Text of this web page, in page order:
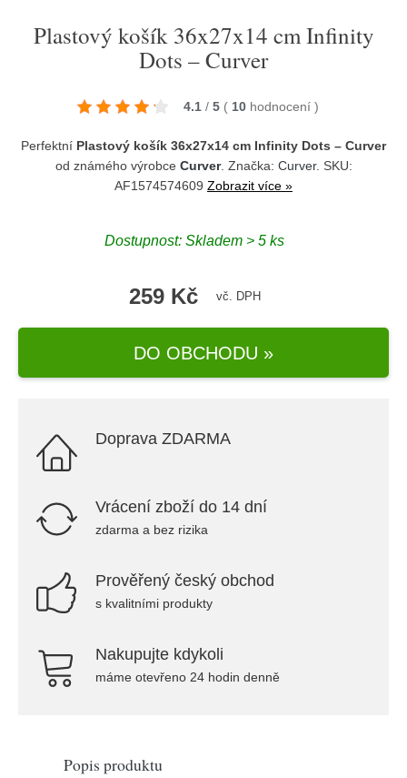
Plastový košík 36x27x14 cm Infinity
Dots – Curver
4.1 / 5 ( 10 hodnocení )
Perfektní Plastový košík 36x27x14 cm Infinity Dots – Curver
od známého výrobce Curver. Značka: Curver. SKU:
AF1574574609 Zobrazit více »
Dostupnost: Skladem > 5 ks
259 Kč vč. DPH
DO OBCHODU »
Doprava ZDARMA
Vrácení zboží do 14 dní
zdarma a bez rizika
Prověřený český obchod
s kvalitními produkty
Nakupujte kdykoli
máme otevřeno 24 hodin denně
Popis produktu